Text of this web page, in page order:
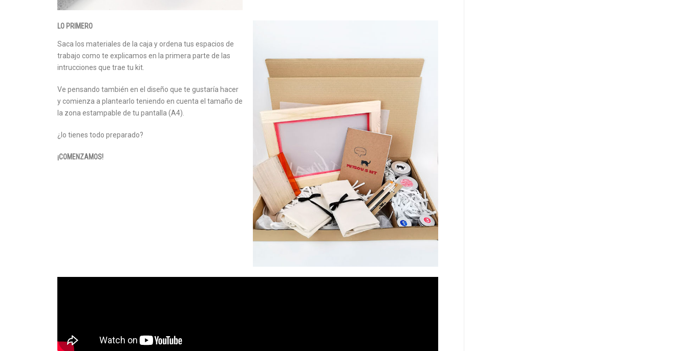
LO PRIMERO
Saca los materiales de la caja y ordena tus espacios de
trabajo como te explicamos en la primera parte de las
intrucciones que trae tu kit.
Ve pensando también en el diseño que te gustaría hacer
y comienza a plantearlo teniendo en cuenta el tamaño de
la zona estampable de tu pantalla (A4).
¿lo tienes todo preparado?
¡COMENZAMOS!